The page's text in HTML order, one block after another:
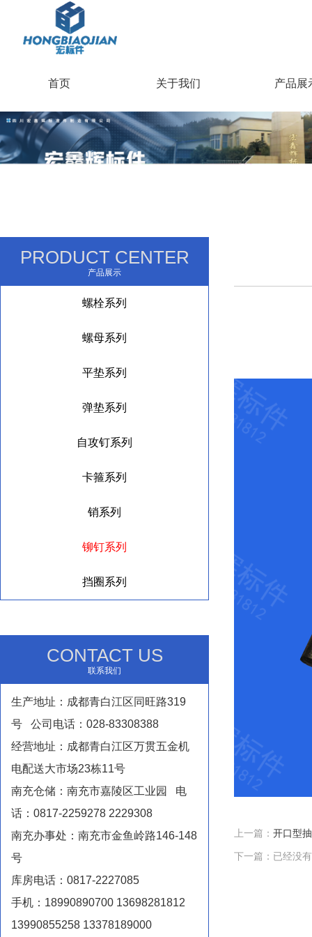
首页 关于我们 产品展
PRODUCT CENTER
产品展示
螺栓系列
螺母系列
平垫系列
弹垫系列
自攻钉系列
卡箍系列
销系列
铆钉系列
挡圈系列
CONTACT US
联系我们
生产地址：成都青白江区同旺路319
号 公司电话：028-83308388
经营地址：成都青白江区万贯五金机
电配送大市场23栋11号
南充仓储：南充市嘉陵区工业园 电
话：0817-2259278 2229308
南充办事处：南充市金鱼岭路146-148
号
库房电话：0817-2227085
手机：18990890700 13698281812
13990855258 13378189000
上一篇： 开口型
下一篇：已经没